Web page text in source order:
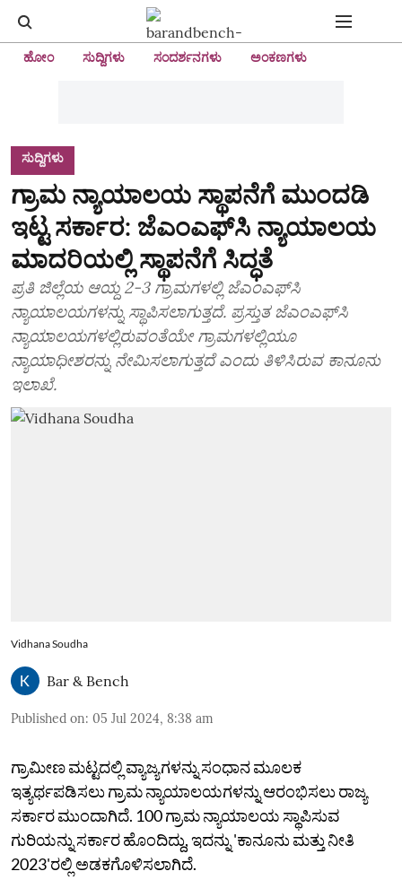
ಹೋಂ ಸುದ್ದಿಗಳು ಸಂದರ್ಶನಗಳು ಅಂಕಣಗಳು
ಸುದ್ದಿಗಳು
ಗ್ರಾಮ ನ್ಯಾಯಾಲಯ ಸ್ಥಾಪನೆಗೆ ಮುಂದಡಿ
ಇಟ್ಟ ಸರ್ಕಾರ: ಜೆಎಂಎಫ್‌ಸಿ ನ್ಯಾಯಾಲಯ
ಮಾದರಿಯಲ್ಲಿ ಸ್ಥಾಪನೆಗೆ ಸಿದ್ಧತೆ
ಪ್ರತಿ ಜಿಲ್ಲೆಯ ಆಯ್ದ 2-3 ಗ್ರಾಮಗಳಲ್ಲಿ ಜೆಎಂಎಫ್‌ಸಿ
ನ್ಯಾಯಾಲಯಗಳನ್ನು ಸ್ಥಾಪಿಸಲಾಗುತ್ತದೆ. ಪ್ರಸ್ತುತ ಜೆಎಂಎಫ್‌ಸಿ
ನ್ಯಾಯಾಲಯಗಳಲ್ಲಿರುವಂತೆಯೇ ಗ್ರಾಮಗಳಲ್ಲಿಯೂ
ನ್ಯಾಯಾಧೀಶರನ್ನು ನೇಮಿಸಲಾಗುತ್ತದೆ ಎಂದು ತಿಳಿಸಿರುವ ಕಾನೂನು
ಇಲಾಖೆ.
Vidhana Soudha
Bar & Bench
Published on: 05 Jul 2024, 8:38 am
ಗ್ರಾಮೀಣ ಮಟ್ಟದಲ್ಲಿ ವ್ಯಾಜ್ಯಗಳನ್ನು ಸಂಧಾನ ಮೂಲಕ
ಇತ್ಯರ್ಥಪಡಿಸಲು ಗ್ರಾಮ ನ್ಯಾಯಾಲಯಗಳನ್ನು ಆರಂಭಿಸಲು ರಾಜ್ಯ
ಸರ್ಕಾರ ಮುಂದಾಗಿದೆ. 100 ಗ್ರಾಮ ನ್ಯಾಯಾಲಯ ಸ್ಥಾಪಿಸುವ
ಗುರಿಯನ್ನು ಸರ್ಕಾರ ಹೊಂದಿದ್ದು, ಇದನ್ನು 'ಕಾನೂನು ಮತ್ತು ನೀತಿ
2023'ರಲ್ಲಿ ಅಡಕಗೊಳಿಸಲಾಗಿದೆ.